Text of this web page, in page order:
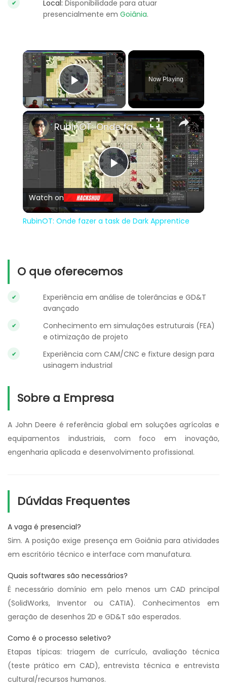
Local: Disponibilidade para atuar
presencialmente em Goiânia.
×
Play Video
Now Playing
×
Play
Video
RubinOT: Onde fazer a task de Dark Apprentice
Watch on
RubinOT: Onde fazer a task de Dark Apprentice
O que oferecemos
Experiência em análise de tolerâncias e GD&T
avançado
Conhecimento em simulações estruturais (FEA)
e otimização de projeto
Experiência com CAM/CNC e fixture design para
usinagem industrial
Sobre a Empresa
A John Deere é referência global em soluções agrícolas e
equipamentos industriais, com foco em inovação,
engenharia aplicada e desenvolvimento profissional.
Dúvidas Frequentes
A vaga é presencial?
Sim. A posição exige presença em Goiânia para atividades
em escritório técnico e interface com manufatura.
Quais softwares são necessários?
É necessário domínio em pelo menos um CAD principal
(SolidWorks, Inventor ou CATIA). Conhecimentos em
geração de desenhos 2D e GD&T são esperados.
Como é o processo seletivo?
Etapas típicas: triagem de currículo, avaliação técnica
(teste prático em CAD), entrevista técnica e entrevista
cultural/recursos humanos.